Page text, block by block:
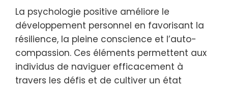
La psychologie positive améliore le
développement personnel en favorisant la
résilience, la pleine conscience et l’auto-
compassion. Ces éléments permettent aux
individus de naviguer efficacement à
travers les défis et de cultiver un état